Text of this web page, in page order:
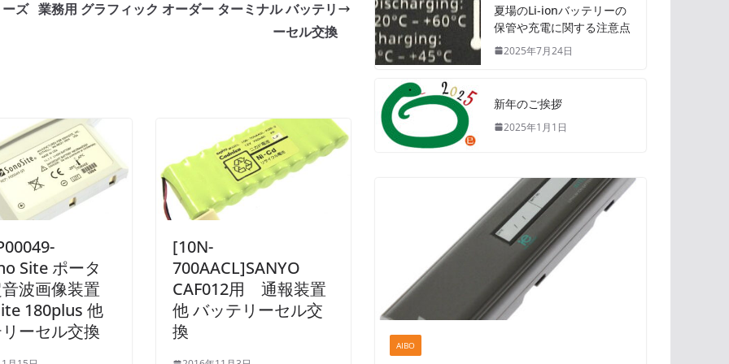
ズ 業務用 グラフィック オーダー ターミナル バッテリ
ーセル交換
Site ポータ
波画像装置
180plus 他
ーセル交換
[10N-
700AACL]SANYO
CAF012用 通報装置
他 バッテリーセル交
換
夏場のLi-ionバッテリーの
保管や充電に関する注意点
2025年7月24日
新年のご挨拶
2025年1月1日
AIBO